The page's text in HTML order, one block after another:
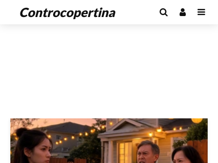
Controcopertina